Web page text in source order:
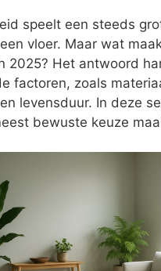
speelt een steeds
vloer. Maar wat
2025? Het antwoord
factoren, zoals
levensduur. In deze
bewuste keuze